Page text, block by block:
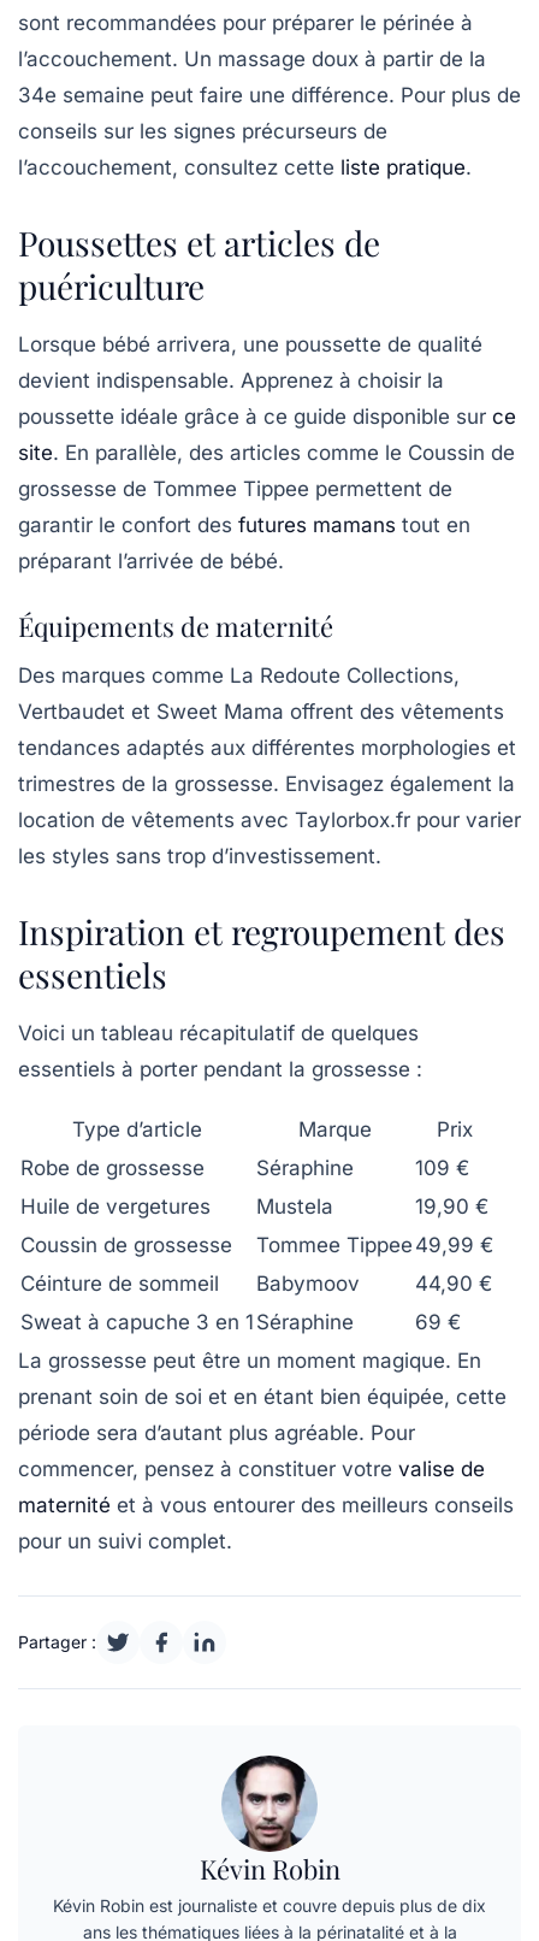
sont recommandées pour préparer le périnée à
l’accouchement. Un massage doux à partir de la
34e semaine peut faire une différence. Pour plus de
conseils sur les signes précurseurs de
l’accouchement, consultez cette liste pratique.
Poussettes et articles de
puériculture
Lorsque bébé arrivera, une poussette de qualité
devient indispensable. Apprenez à choisir la
poussette idéale grâce à ce guide disponible sur ce
site. En parallèle, des articles comme le Coussin de
grossesse de Tommee Tippee permettent de
garantir le confort des futures mamans tout en
préparant l’arrivée de bébé.
Équipements de maternité
Des marques comme La Redoute Collections,
Vertbaudet et Sweet Mama offrent des vêtements
tendances adaptés aux différentes morphologies et
trimestres de la grossesse. Envisagez également la
location de vêtements avec Taylorbox.fr pour varier
les styles sans trop d’investissement.
Inspiration et regroupement des
essentiels
Voici un tableau récapitulatif de quelques
essentiels à porter pendant la grossesse :
Type d’article Marque
Prix
Robe de grossesse
Séraphine
109 €
Huile de vergetures
Mustela
19,90 €
Coussin de grossesse
Tommee Tippee 49,99 €
Céinture de sommeil
Babymoov
44,90 €
Sweat à capuche 3 en 1 Séraphine
69 €
La grossesse peut être un moment magique. En
prenant soin de soi et en étant bien équipée, cette
période sera d’autant plus agréable. Pour
commencer, pensez à constituer votre valise de
maternité et à vous entourer des meilleurs conseils
pour un suivi complet.
Partager :
Kévin Robin
Kévin Robin est journaliste et couvre depuis plus de dix
ans les thématiques liées à la périnatalité et à la